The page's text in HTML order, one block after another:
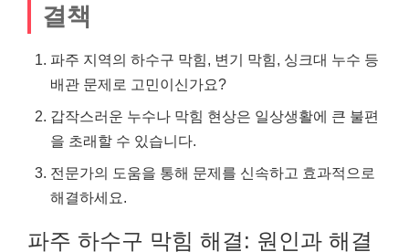
결책
파주 지역의 하수구 막힘, 변기 막힘, 싱크대 누수 등
배관 문제로 고민이신가요?
갑작스러운 누수나 막힘 현상은 일상생활에 큰 불편
을 초래할 수 있습니다.
전문가의 도움을 통해 문제를 신속하고 효과적으로
해결하세요.
파주 하수구 막힘 해결: 원인과 해결